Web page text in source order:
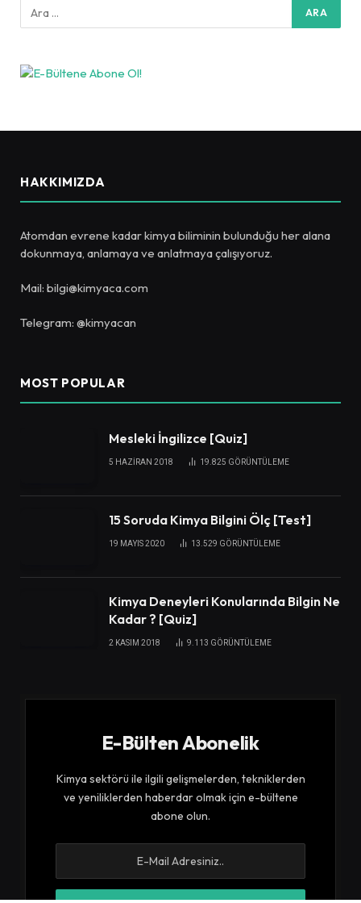
HAKKIMIZDA
Atomdan evrene kadar kimya biliminin bulunduğu her alana
dokunmaya, anlamaya ve anlatmaya çalışıyoruz.
Mail: bilgi@kimyaca.com
Telegram: @kimyacan
MOST POPULAR
Mesleki İngilizce [Quiz]
5 HAZIRAN 2018 19.825 GÖRÜNTÜLEME
15 Soruda Kimya Bilgini Ölç [Test]
19 MAYIS 2020 13.529 GÖRÜNTÜLEME
Kimya Deneyleri Konularında Bilgin Ne
Kadar ? [Quiz]
2 KASIM 2018 9.113 GÖRÜNTÜLEME
E-Bülten Abonelik
Kimya sektörü ile ilgili gelişmelerden, tekniklerden
ve yeniliklerden haberdar olmak için e-bültene
abone olun.